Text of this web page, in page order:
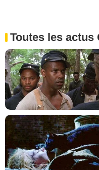
Toutes les actus